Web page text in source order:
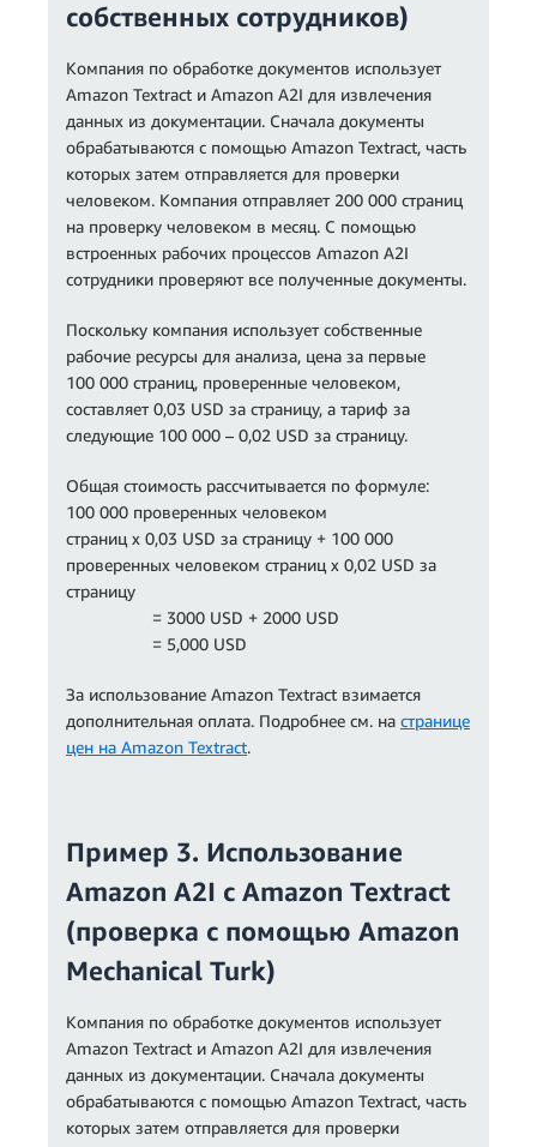
собственных сотрудников)
Компания по обработке документов использует
Amazon Textract и Amazon A2I для извлечения
данных из документации. Сначала документы
обрабатываются с помощью Amazon Textract, часть
которых затем отправляется для проверки
человеком. Компания отправляет 200 000 страниц
на проверку человеком в месяц. С помощью
встроенных рабочих процессов Amazon A2I
сотрудники проверяют все полученные документы.
Поскольку компания использует собственные
рабочие ресурсы для анализа, цена за первые
100 000 страниц, проверенные человеком,
составляет 0,03 USD за страницу, а тариф за
следующие 100 000 – 0,02 USD за страницу.
Общая стоимость рассчитывается по формуле:
100 000 проверенных человеком
страниц x 0,03 USD за страницу + 100 000
проверенных человеком страниц x 0,02 USD за
страницу
= 3000 USD + 2000 USD
= 5,000 USD
За использование Amazon Textract взимается
дополнительная оплата. Подробнее см. на странице
цен на Amazon Textract.
Пример 3. Использование
Amazon A2I с Amazon Textract
(проверка с помощью Amazon
Mechanical Turk)
Компания по обработке документов использует
Amazon Textract и Amazon A2I для извлечения
данных из документации. Сначала документы
обрабатываются с помощью Amazon Textract, часть
которых затем отправляется для проверки